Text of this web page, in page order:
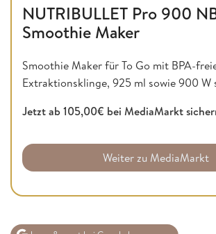
NUTRIBULLET Pro 900
Smoothie Maker
Smoothie Maker für To Go mit BPA-
Extraktionsklinge, 925 ml sowie 900 W
Jetzt ab 105,00€ bei MediaMarkt
Weiter zu MediaMarkt